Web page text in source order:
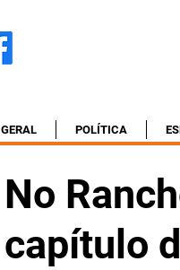
GERAL POLÍTICA
No
capítulo